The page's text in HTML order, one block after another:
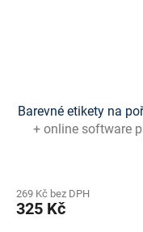
Barevné etikety na
+ online software
269 Kč bez DPH
325 Kč